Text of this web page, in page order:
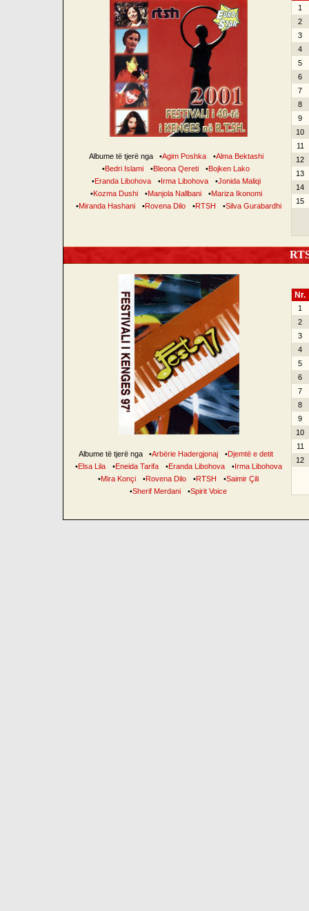
Albume të tjerë nga •Agim Poshka •Alma Bektashi
•Bedri Islami •Bleona Qereti •Bojken Lako
•Eranda Libohova •Irma Libohova •Jonida Maliqi
•Kozma Dushi •Manjola Nallbani •Mariza Ikonomi
•Miranda Hashani •Rovena Dilo •RTSH •Silva Gurabardhi
1
2
3
4
5
6
7
8
9
10
11
12
13
14
15
Albume të tjerë nga •Arbërie Hadergjonaj •Djemtë e detit
•Elsa Lila •Eneida Tarifa •Eranda Libohova •Irma Libohova
•Mira Konçi •Rovena Dilo •RTSH •Saimir Çili
•Sherif Merdani •Spirit Voice
Nr.
1
2
3
4
5
6
7
8
9
10
11
12